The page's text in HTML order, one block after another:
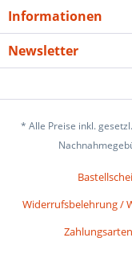
Informationen
Newsletter
* Alle Preise inkl.
Widerrufsbelehrung /
Zahlungsarten